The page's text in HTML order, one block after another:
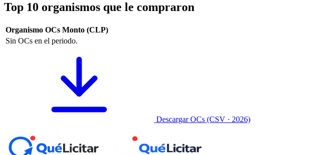
Top 10 organismos que le compraron
Organismo OCs Monto (CLP)
Sin OCs en el periodo.
Descargar OCs (CSV · 2026)